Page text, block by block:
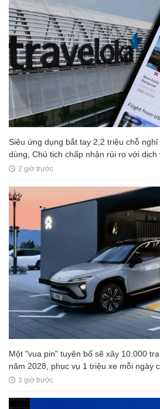
Siêu ứng dụng bắt tay 2,2 triệu chỗ
dùng, Chủ tịch chấp nhận rủi ro với
2 giờ trước
Một "vua pin" tuyên bố sẽ xây 10.000
năm 2028, phục vụ 1 triệu xe mỗi ngày
3 giờ trước